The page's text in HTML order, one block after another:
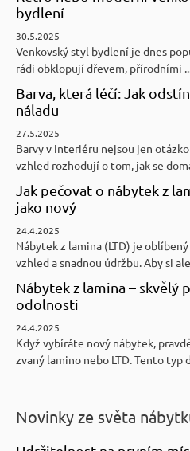
bydlení
30.5.2025
Venkovský styl bydlení je dnes
rádi obklopují dřevem, přírodními
Barva, která léčí: Jak
náladu
27.5.2025
Barvy v interiéru nejsou jen
vzhled rozhodují o tom, jak se
Jak pečovat o nábytek z
jako nový
24.4.2025
Nábytek z lamina (LTD) je
vzhled a snadnou údržbu. Aby si
Nábytek z lamina – skvělý
odolnosti
24.4.2025
Když vybíráte nový nábytek,
zvaný lamino nebo LTD. Tento typ
Novinky ze světa